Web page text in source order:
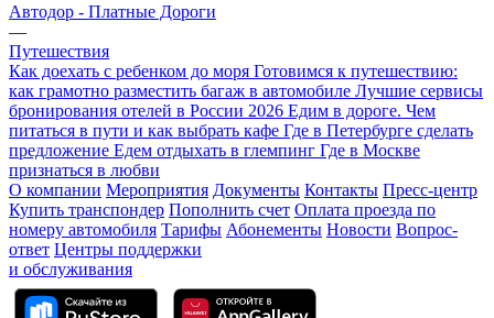
Автодор - Платные Дороги
—
Путешествия
Как доехать с ребенком до моря Готовимся к путешествию:
как грамотно разместить багаж в автомобиле Лучшие сервисы
бронирования отелей в России 2026 Едим в дороге. Чем
питаться в пути и как выбрать кафе Где в Петербурге сделать
предложение Едем отдыхать в глемпинг Где в Москве
признаться в любви
О компании Мероприятия Документы Контакты Пресс-центр
Купить транспондер Пополнить счет Оплата проезда по
номеру автомобиля Тарифы Абонементы Новости Вопрос-
ответ Центры поддержки
и обслуживания